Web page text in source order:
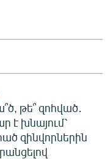
թե՞ զոհված․
է խնայում՝
զինվորներին